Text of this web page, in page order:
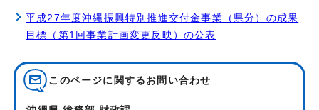
平成27年度沖縄振興特別推進交付金事業（県分）の成果
目標（第1回事業計画変更反映）の公表
このページに関する お問い合わせ